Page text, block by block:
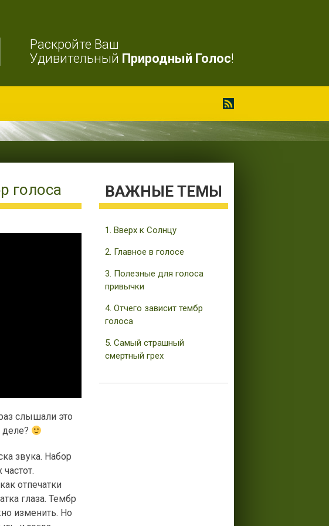
Раскройте Ваш
Удивительный Природный Голос!
ВАЖНЫЕ ТЕМЫ
1. Вверх к Солнцу
2. Главное в голосе
3. Полезные для голоса
привычки
4. Отчего зависит тембр
голоса
5. Самый страшный
смертный грех
голоса
слышали это
деле?
звука. Набор
отпечатки
глаза. Тембр
изменить. Но